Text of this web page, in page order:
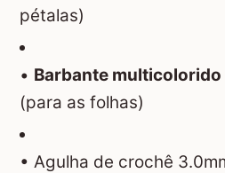
pétalas)
• Barbante multicolorido
(para as folhas)
• Agulha de crochê